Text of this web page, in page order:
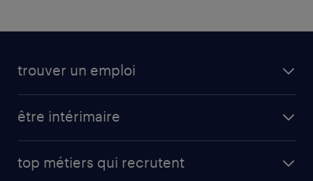
trouver un emploi
être intérimaire
app talent / portail web
top métiers qui recrutent